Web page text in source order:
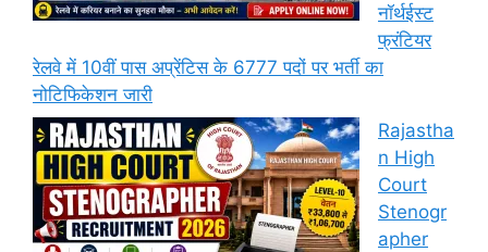
नॉर्थईस्ट
फ्रंटियर
रेलवे में 10वीं पास अप्रेंटिस के 6777 पदों पर भर्ती का
नोटिफिकेशन जारी
Rajastha
n High
Court
Stenogr
apher